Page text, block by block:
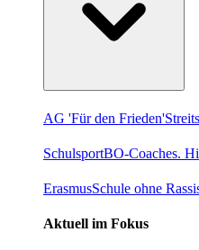
AG 'Für den Frieden'
SchulsportBO-Coaches.
ErasmusSchule ohne
Aktuell im Fokus